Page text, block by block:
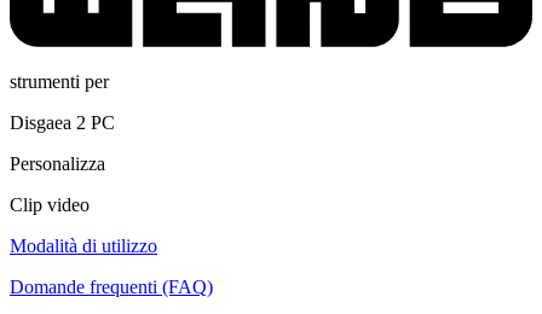
strumenti per
Disgaea 2 PC
Personalizza
Clip video
Modalità di utilizzo
Domande frequenti (FAQ)